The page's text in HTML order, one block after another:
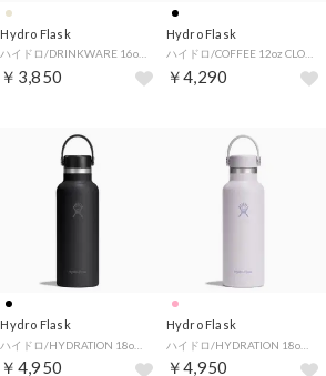
Hydro Flask
￥3,850
Hydro Flask
ハイドロ/COFFEE 12oz CLOSEABLE COFFEE MUG 【返品不可商品】（Black）
￥4,290
Hydro Flask
￥4,950
Hydro Flask
ハイドロ/HYDRATION 18oz STANDARD MOUTH 【返品不可商品】（CloudPink）
￥4,950